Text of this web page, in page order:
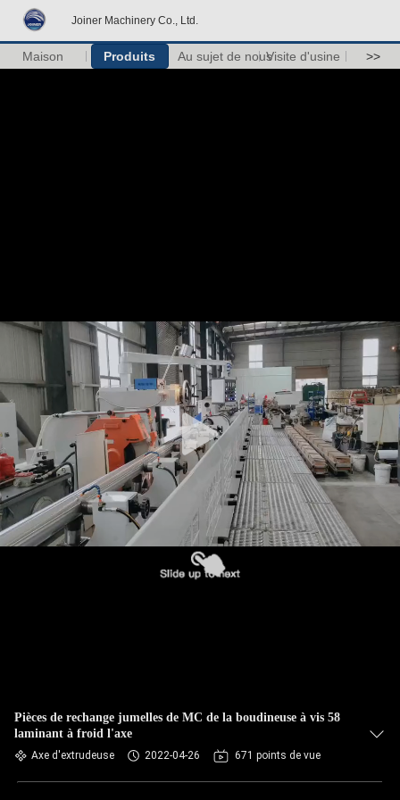
Joiner Machinery Co., Ltd.
Maison Produits Au sujet de nousVisite d'usine >>
Pièces de rechange jumelles de MC de la boudineuse à vis 58
laminant à froid l'axe
Axe d'extrudeuse 2022-04-26 671 points de vue